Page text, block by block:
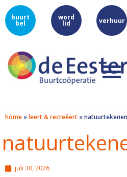
buurt
bel
word
lid verhuur
home »leert & recreëert »natuurtekenen
juli 30, 2026